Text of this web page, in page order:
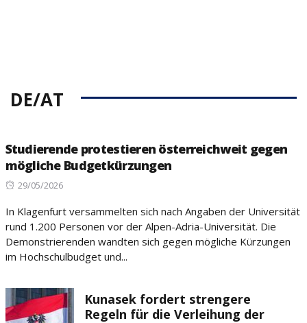
DE/AT
Studierende protestieren österreichweit gegen
mögliche Budgetkürzungen
Posted
29/05/2026
In Klagenfurt versammelten sich nach Angaben der Universität
rund 1.200 Personen vor der Alpen-Adria-Universität. Die
Demonstrierenden wandten sich gegen mögliche Kürzungen
im Hochschulbudget und...
Kunasek fordert strengere
Regeln für die Verleihung der